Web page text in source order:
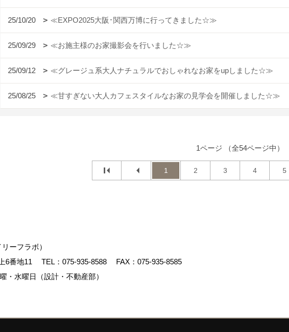
25/10/20 ≪EXPO2025大阪･関西万博に行ってきました☆≫
25/09/29 ≪お施主様のお家撮影会を行いました☆≫
25/09/12 ≪グレージュ系大人ナチュラルでおしゃれなお家をupしました☆≫
25/08/25 ≪甘すぎない大人カフェスタイルなお家の見学会を開催しました☆≫
1ページ （全54ページ中）
1 2 3 4 5
ーフラボ）
6番地11 TEL： 075-935-8588
FAX：075-935-8585
・水曜日（設計・不動産部）